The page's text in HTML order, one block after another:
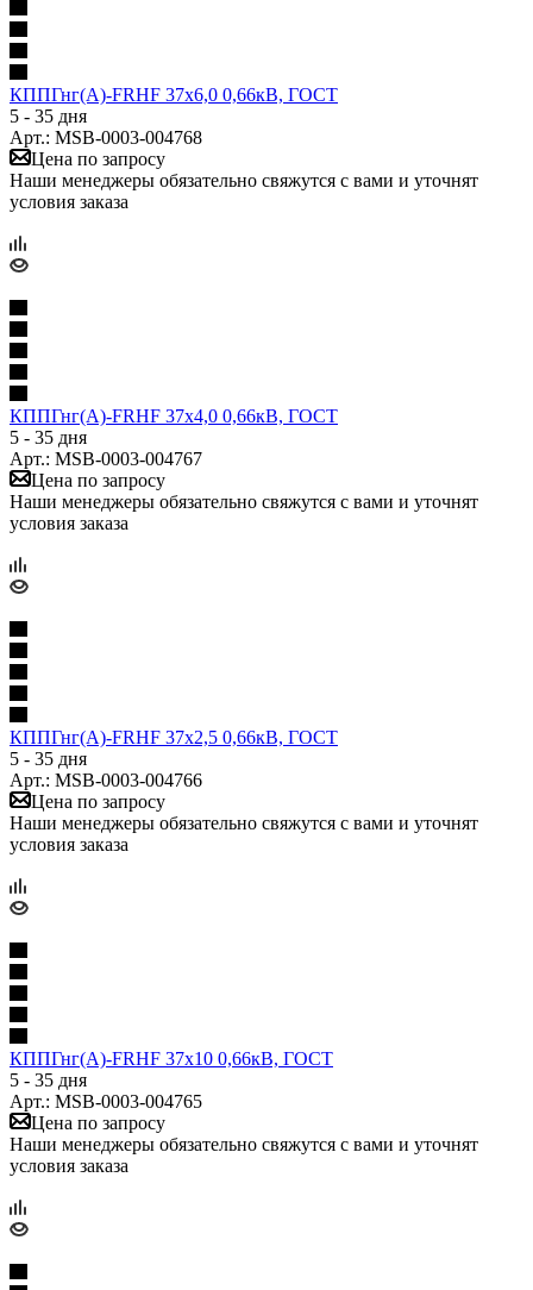
КППГнг(А)-FRHF 37х6,0 0,66кВ, ГОСТ
5 - 35 дня
Арт.: MSB-0003-004768
Цена по запросу
Наши менеджеры обязательно свяжутся с вами и уточнят
условия заказа
КППГнг(А)-FRHF 37х4,0 0,66кВ, ГОСТ
5 - 35 дня
Арт.: MSB-0003-004767
Цена по запросу
Наши менеджеры обязательно свяжутся с вами и уточнят
условия заказа
КППГнг(А)-FRHF 37х2,5 0,66кВ, ГОСТ
5 - 35 дня
Арт.: MSB-0003-004766
Цена по запросу
Наши менеджеры обязательно свяжутся с вами и уточнят
условия заказа
КППГнг(А)-FRHF 37х10 0,66кВ, ГОСТ
5 - 35 дня
Арт.: MSB-0003-004765
Цена по запросу
Наши менеджеры обязательно свяжутся с вами и уточнят
условия заказа